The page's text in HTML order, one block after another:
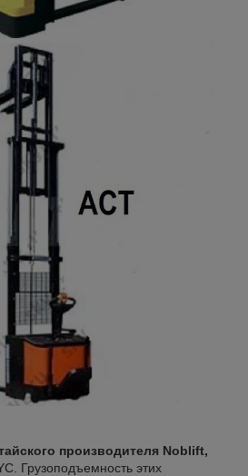
производителя Noblift,
Грузоподъемность этих